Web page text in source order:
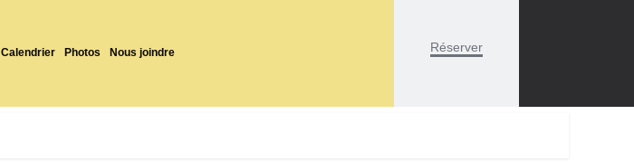
Calendrier Photos Nous joindre Réserver